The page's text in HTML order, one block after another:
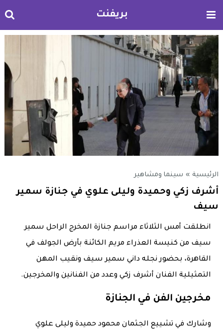
بريفنت
الرئيسية » سينما ومشاهير
أشرف زكي وحميدة وليلى علوي في جنازة سمير
سيف
انطلقت أمس الثلاثاء مراسم جنازة المخرج الراحل سمير
سيف من كنيسة العذراء مريم الكائنة بأرض الجولف في
القاهرة، بحضور نجله داني سمير سيف ونقيب المهن
التمثيلية الفنان أشرف زكي وعدد من الفنانين والمخرجين.
مخرجين الفن في الجنازة
وشارك في تشييع الجثمان محمود حميدة وليلى علوي